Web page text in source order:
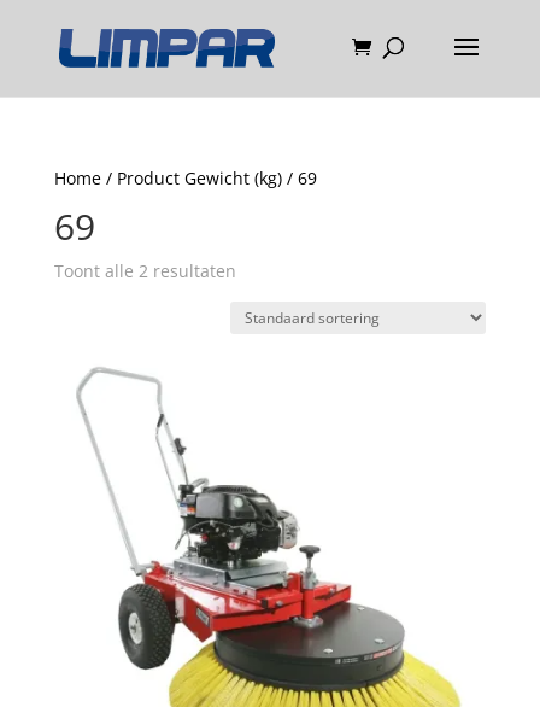
Home/ Product Gewicht (kg) / 69
69
Toont alle 2 resultaten